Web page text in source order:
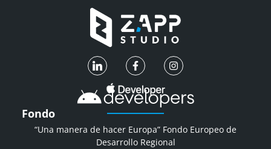
Fondo
“Una manera de hacer Europa” Fondo Europeo de
Desarrollo Regional